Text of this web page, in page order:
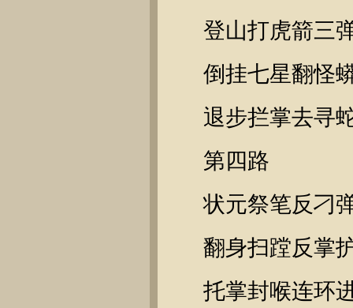
登山打虎箭三
倒挂七星翻怪
退步拦掌去寻
第四路
状元祭笔反刁
翻身扫蹚反掌
托掌封喉连环